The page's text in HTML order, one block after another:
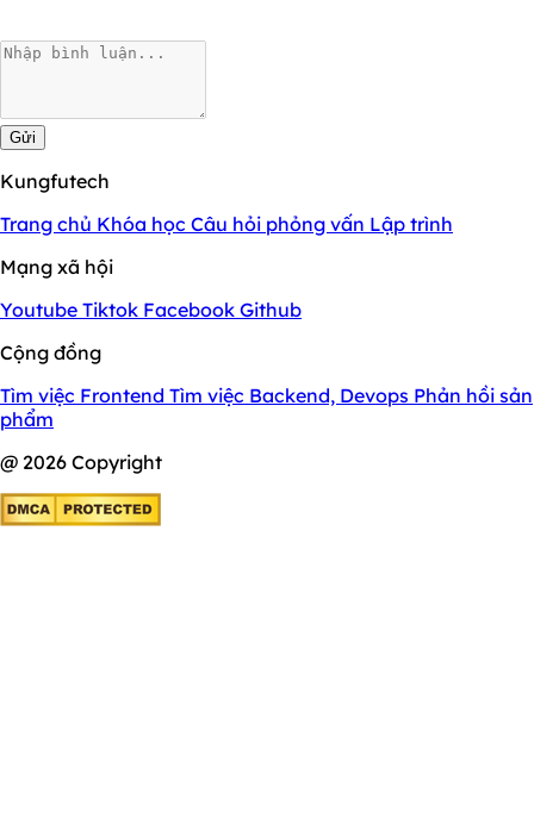
Gửi
Kungfutech
Trang chủ Khóa học Câu hỏi phỏng vấn Lập trình
Mạng xã hội
Youtube Tiktok Facebook Github
Cộng đồng
Tìm việc Frontend Tìm việc Backend, Devops Phản hồi sản
phẩm
@ 2026 Copyright